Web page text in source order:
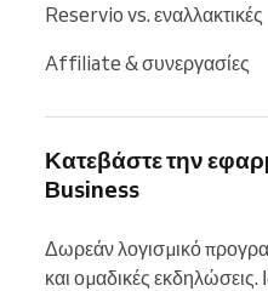
Reservio vs. εναλλακτικές
Affiliate & συνεργασίες
Κατεβάστε την
Business
Δωρεάν λογισμικό
και ομαδικές εκδηλώσεις.